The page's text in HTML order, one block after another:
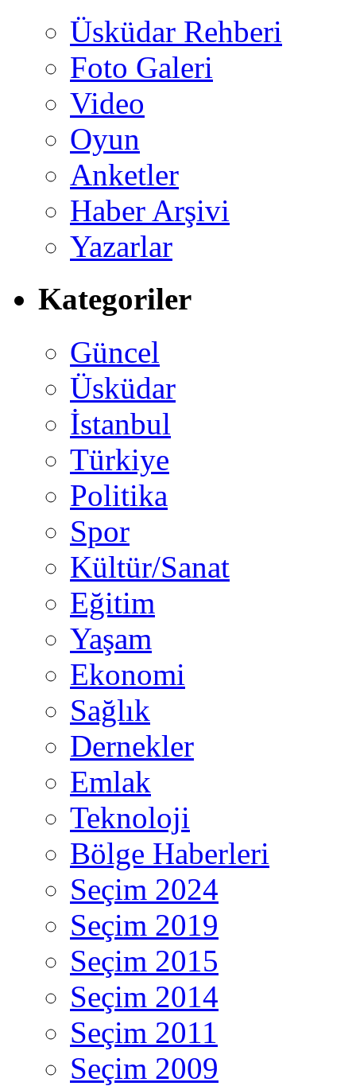
Üsküdar Rehberi
Foto Galeri
Video
Oyun
Anketler
Haber Arşivi
Yazarlar
Kategoriler
Güncel
Üsküdar
İstanbul
Türkiye
Politika
Spor
Kültür/Sanat
Eğitim
Yaşam
Ekonomi
Sağlık
Dernekler
Emlak
Teknoloji
Bölge Haberleri
Seçim 2024
Seçim 2019
Seçim 2015
Seçim 2014
Seçim 2011
Seçim 2009